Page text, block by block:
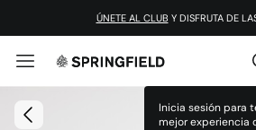
ÚNETE AL CLUB Y DISFRUTA DE
Inicia sesión para
mejor experiencia